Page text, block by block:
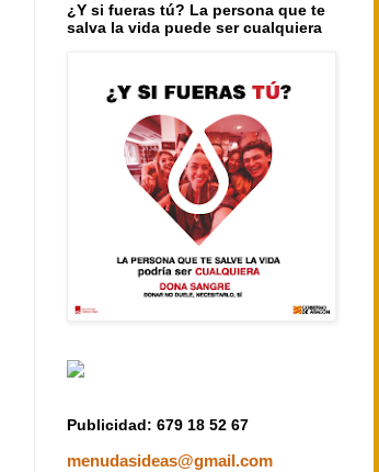
¿Y si fueras tú? La persona que te
salva la vida puede ser cualquiera
Publicidad: 679 18 52 67
menudasideas@gmail.com